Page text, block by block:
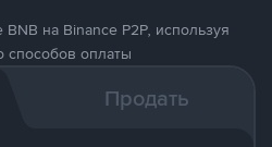
на Binance P2P, используя
способов оплаты
Продать